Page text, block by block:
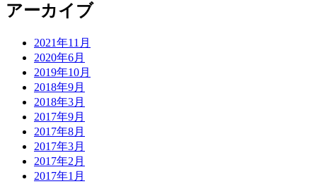
アーカイブ
2021年11月
2020年6月
2019年10月
2018年9月
2018年3月
2017年9月
2017年8月
2017年3月
2017年2月
2017年1月